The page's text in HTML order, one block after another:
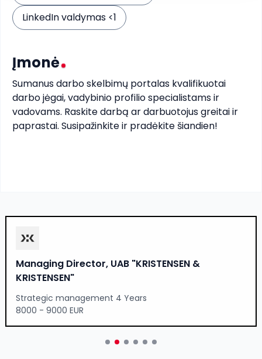
LinkedIn valdymas <1
Įmonė
Sumanus darbo skelbimų portalas kvalifikuotai
darbo jėgai, vadybinio profilio specialistams ir
vadovams. Raskite darbą ar darbuotojus greitai ir
paprastai. Susipažinkite ir pradėkite šiandien!
Managing Director, UAB "KRISTENSEN &
KRISTENSEN"
Strategic management 4 Years
8000 - 9000 EUR